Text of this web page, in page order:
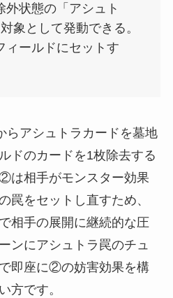
外状態の「アシュト
象として発動できる。
ィールドにセットす
アシュトラカードを墓地
ドのカードを1枚除去する
は相手がモンスター効果
罠をセットし直すため、
相手の展開に継続的な圧
ンにアシュトラ罠のチュ
即座に②の妨害効果を構
方です。